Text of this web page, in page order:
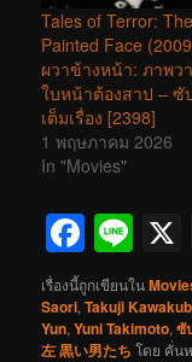
Tales of Terror: The
Painted Face
ผวาข้างหน้า: ภาพว
ใบหน้าต้องสาป – ซั
เต็มเรื่อง [2398]
1 พฤษภาคม 2026
In "Movies"
เรื่องนี้ถูกเขียนใน
Saori,Takuji
Yun,Yuni Takimoto,ซั
左 黒い男たち โดย คั่น